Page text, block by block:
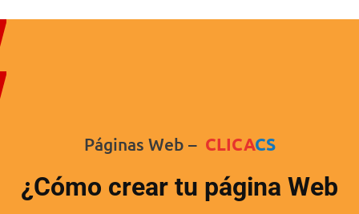
Páginas Web – CLICACS
¿Cómo crear tu página Web